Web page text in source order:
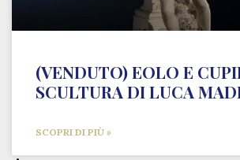
(VENDUTO) EOLO E
SCULTURA DI LUCA
SCOPRI DI PIÙ »